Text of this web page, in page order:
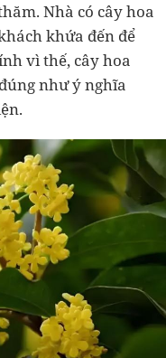
Nhà có cây hoa
khứa đến để
vì thế, cây hoa
như ý nghĩa